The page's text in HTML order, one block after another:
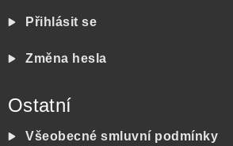
Přihlásit se
Změna hesla
Ostatní
Všeobecné smluvní podmínky